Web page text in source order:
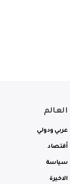
العالم
عربي ودولي
أقتصاد
سياسة
الاخيرة